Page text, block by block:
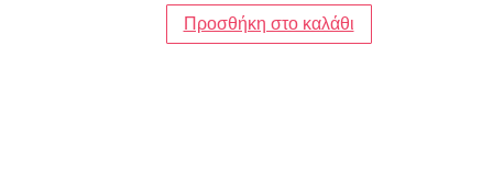
Προσθήκη στο καλάθι